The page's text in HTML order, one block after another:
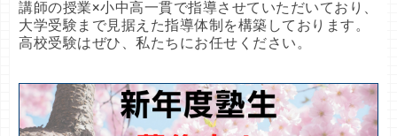
講師の授業×小中高一貫で指導させていただいており、
大学受験まで見据えた指導体制を構築しております。
高校受験はぜひ、私たちにお任せください。